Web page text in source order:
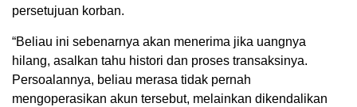
persetujuan korban.
“Beliau ini sebenarnya akan menerima jika uangnya
hilang, asalkan tahu histori dan proses transaksinya.
Persoalannya, beliau merasa tidak pernah
mengoperasikan akun tersebut, melainkan dikendalikan